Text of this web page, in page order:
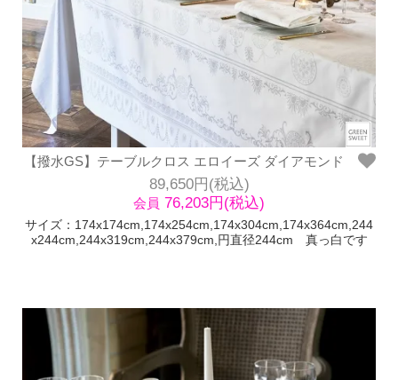
【撥水GS】テーブルクロス エロイーズ ダイアモンド
89,650円(税込)
会員 76,203円(税込)
サイズ：174x174cm,174x254cm,174x304cm,174x364cm,244
x244cm,244x319cm,244x379cm,円直径244cm 真っ白です